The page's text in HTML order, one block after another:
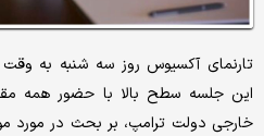
تارنمای آکسیوس روز سه شنبه به
این جلسه سطح بالا با حضور همه
خارجی دولت ترامپ، بر بحث در مورد